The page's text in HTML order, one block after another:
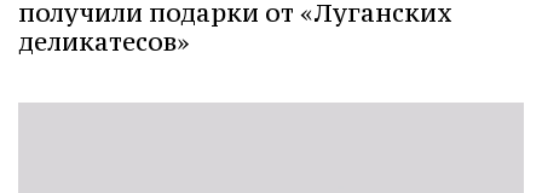
получили подарки от «Луганских
деликатесов»